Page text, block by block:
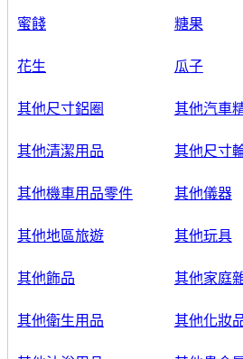
蜜餞 糖果
花生 瓜子
其他尺寸鋁圈 其他汽車
其他清潔用品 其他尺寸
其他機車用品零件 其他儀器
其他地區旅遊 其他玩具
其他飾品 其他家庭
其他衛生用品 其他化妝